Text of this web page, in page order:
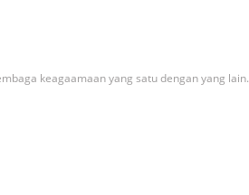
keagaamaan yang satu dengan yang lain.